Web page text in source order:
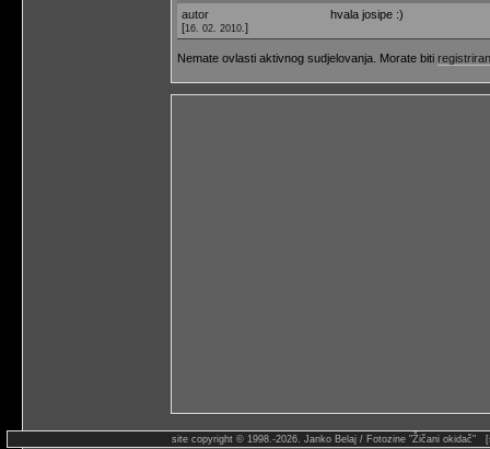
autor
[16. 02. 2010. ]
hvala josipe :)
Nemate ovlasti aktivnog sudjelovanja. Morate biti
site copyright © 1998.-2026. Janko Belaj / Fotozine "Žičani okidač"